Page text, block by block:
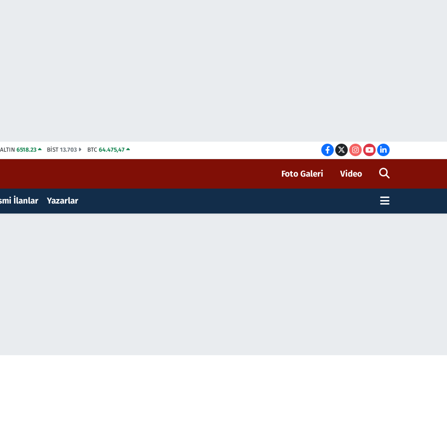
ALTIN 6518.23 BİST13.703 BTC 64.475,47
Foto Galeri Video
İlanlar Yazarlar